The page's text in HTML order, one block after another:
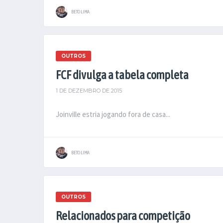
BETO LIMA
OUTROS
FCF divulga a tabela completa
1 DE DEZEMBRO DE 2015
Joinville estria jogando fora de casa...
BETO LIMA
OUTROS
Relacionados para competição